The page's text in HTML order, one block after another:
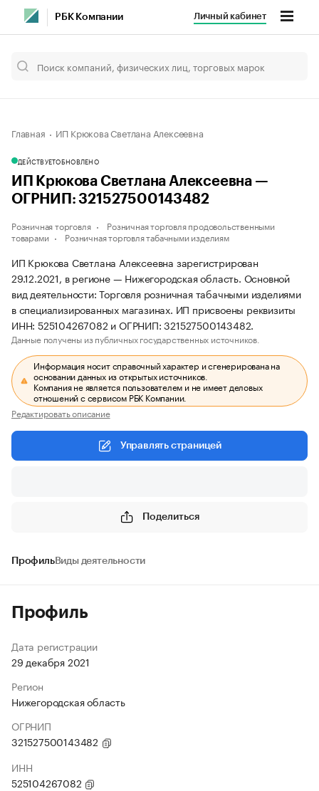
РБК Компании Личный кабинет
Главная ИП Крюкова Светлана Алексеевна
ДЕЙСТВУЕТОБНОВЛЕНО
ИП Крюкова Светлана Алексеевна —
ОГРНИП: 321527500143482
Розничная торговля
Розничная торговля продовольственными
товарами
Розничная торговля табачными изделиям
ИП Крюкова Светлана Алексеевна зарегистрирован
29.12.2021, в регионе — Нижегородская область. Основной
вид деятельности: Торговля розничная табачными изделиями
в специализированных магазинах. ИП присвоены реквизиты
ИНН: 525104267082 и ОГРНИП: 321527500143482.
Данные получены из публичных государственных источников.
Информация носит справочный характер и сгенерирована на
основании данных из открытых источников.
Компания не является пользователем и не имеет деловых
отношений с сервисом РБК Компании.
Редактировать описание
Управлять страницей
Поделиться
ПрофильВиды деятельности
Профиль
Дата регистрации
29 декабря 2021
Регион
Нижегородская область
ОГРНИП
321527500143482
ИНН
525104267082